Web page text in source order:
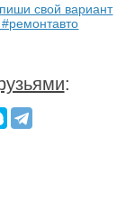
свой вариант
: